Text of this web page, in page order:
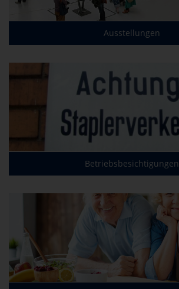
Ausstellungen
Betriebsbesichtigungen